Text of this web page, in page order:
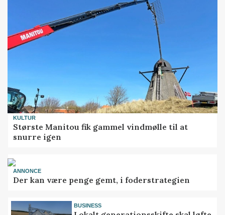
KULTUR
Største Manitou fik gammel vindmølle til at
snurre igen
ANNONCE
Der kan være penge gemt, i foderstrategien
BUSINESS